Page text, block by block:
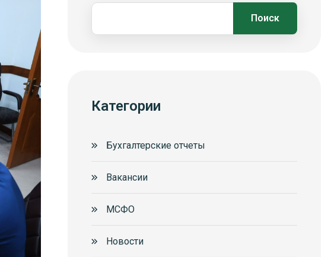
Поиск
Категории
Бухгалтерские отчеты
Вакансии
МСФО
Новости